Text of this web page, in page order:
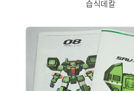
습식데칼